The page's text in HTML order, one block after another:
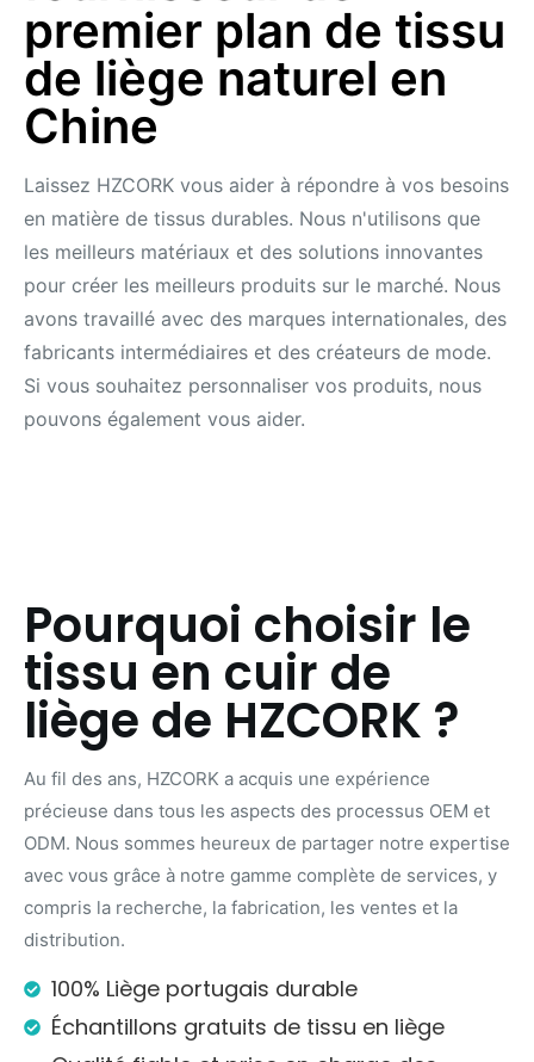
premier plan de tissu
de liège naturel en
Chine
Laissez HZCORK vous aider à répondre à vos besoins
en matière de tissus durables. Nous n'utilisons que
les meilleurs matériaux et des solutions innovantes
pour créer les meilleurs produits sur le marché. Nous
avons travaillé avec des marques internationales, des
fabricants intermédiaires et des créateurs de mode.
Si vous souhaitez personnaliser vos produits, nous
pouvons également vous aider.
Pourquoi choisir le
tissu en cuir de
liège de HZCORK ?
Au fil des ans, HZCORK a acquis une expérience
précieuse dans tous les aspects des processus OEM et
ODM. Nous sommes heureux de partager notre expertise
avec vous grâce à notre gamme complète de services, y
compris la recherche, la fabrication, les ventes et la
distribution.
100% Liège portugais durable
Échantillons gratuits de tissu en liège